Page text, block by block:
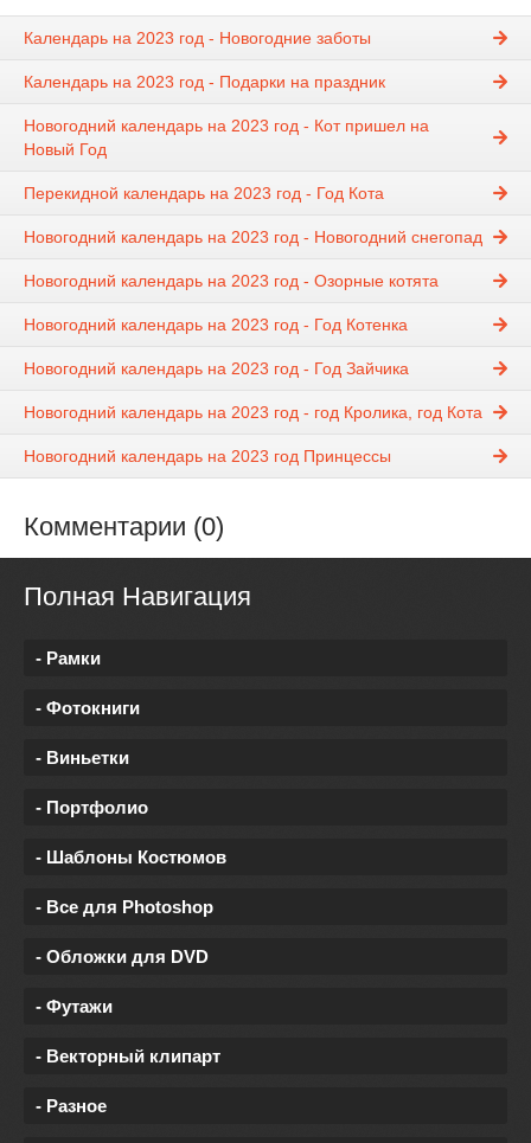
Календарь на 2023 год - Новогодние заботы
Календарь на 2023 год - Подарки на праздник
Новогодний календарь на 2023 год - Кот пришел на
Новый Год
Перекидной календарь на 2023 год - Год Кота
Новогодний календарь на 2023 год - Новогодний снегопад
Новогодний календарь на 2023 год - Озорные котята
Новогодний календарь на 2023 год - Год Котенка
Новогодний календарь на 2023 год - Год Зайчика
Новогодний календарь на 2023 год - год Кролика, год Кота
Новогодний календарь на 2023 год Принцессы
Комментарии (0)
Полная Навигация
- Рамки
- Фотокниги
- Виньетки
- Портфолио
- Шаблоны Костюмов
- Все для Photoshop
- Обложки для DVD
- Футажи
- Векторный клипарт
- Разное